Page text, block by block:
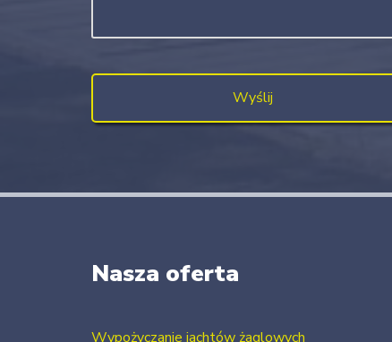
Nasza oferta
Wypożyczanie jachtów żaglowych